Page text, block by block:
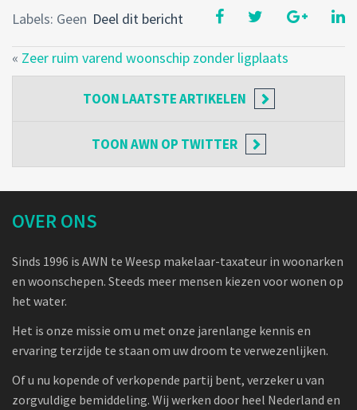
Deel dit bericht
Labels: Geen
« Zeer ruim varend woonschip zonder ligplaats
TOON LAATSTE ARTIKELEN
TOONAWN OP TWITTER
OVER ONS
Sinds 1996 is AWN te Weesp makelaar-taxateur in woonarken
en woonschepen. Steeds meer mensen kiezen voor wonen op
het water.
Het is onze missie om u met onze jarenlange kennis en
ervaring terzijde te staan om uw droom te verwezenlijken.
Of u nu kopende of verkopende partij bent, verzeker u van
zorgvuldige bemiddeling. Wij werken door heel Nederland en